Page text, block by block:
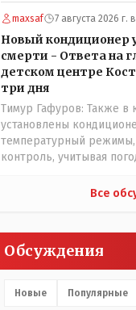
гос.бюджету- наверняка
maxsaf 7 августа 2026 г.
Новый кондиционер
смерти - Ответа на
детском центре
три дня
Тимур Гафуров: Также в
установлены
температурный
контроль, учитывая
считаете иначе?Ну тут
впервые поставили
контроль. То есть
трагедии, вторая часть
трагедии, когда все уже
Все
Обсуждения
Новые Популярные